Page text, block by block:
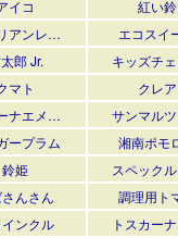
イコ 紅い鈴
アンレ…
エコスイ
郎 Jr.
キッズチ
マト
クレア
ナエメ…
サンマル
ープラム
湘南ポモ
鈴姫
スペック
んさん
調理用ト
インクル
トスカー